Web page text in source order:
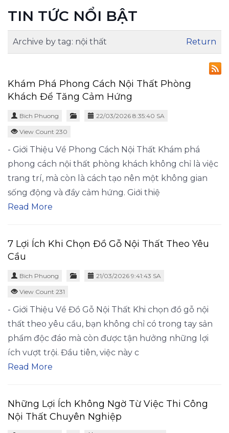
TIN TỨC NỔI BẬT
Archive by tag: nội thất Return
Khám Phá Phong Cách Nội Thất Phòng
Khách Để Tăng Cảm Hứng
Bich Phuong 22/03/2026 8:35:40 SA
View Count 230
- Giới Thiệu Về Phong Cách Nội Thất Khám phá
phong cách nội thất phòng khách không chỉ là việc
trang trí, mà còn là cách tạo nên một không gian
sống động và đầy cảm hứng. Giới thiệ
Read More
7 Lợi Ích Khi Chọn Đồ Gỗ Nội Thất Theo Yêu
Cầu
Bich Phuong 21/03/2026 9:41:43 SA
View Count 231
- Giới Thiệu Về Đồ Gỗ Nội Thất Khi chọn đồ gỗ nội
thất theo yêu cầu, bạn không chỉ có trong tay sản
phẩm độc đáo mà còn được tận hưởng những lợi
ích vượt trội. Đầu tiên, việc này c
Read More
Những Lợi Ích Không Ngờ Từ Việc Thi Công
Nội Thất Chuyên Nghiệp